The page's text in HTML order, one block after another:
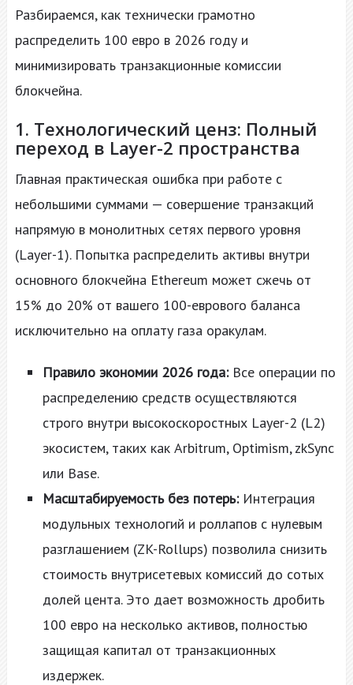
Разбираемся, как технически грамотно
распределить 100 евро в 2026 году и
минимизировать транзакционные комиссии
блокчейна.
1. Технологический ценз: Полный
переход в Layer-2 пространства
Главная практическая ошибка при работе с
небольшими суммами — совершение транзакций
напрямую в монолитных сетях первого уровня
(Layer-1). Попытка распределить активы внутри
основного блокчейна Ethereum может сжечь от
15% до 20% от вашего 100-еврового баланса
исключительно на оплату газа оракулам.
Правило экономии 2026 года:Все операции по
распределению средств осуществляются
строго внутри высокоскоростных Layer-2 (L2)
экосистем, таких как Arbitrum, Optimism, zkSync
или Base.
Масштабируемость без потерь:Интеграция
модульных технологий и роллапов с нулевым
разглашением (ZK-Rollups) позволила снизить
стоимость внутрисетевых комиссий до сотых
долей цента. Это дает возможность дробить
100 евро на несколько активов, полностью
защищая капитал от транзакционных
издержек.